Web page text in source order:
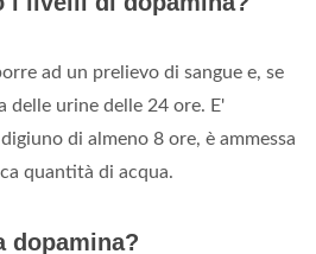
ad un prelievo di sangue e, se
delle urine delle 24 ore. E'
di almeno 8 ore, è ammessa
quantità di acqua.
dopamina?